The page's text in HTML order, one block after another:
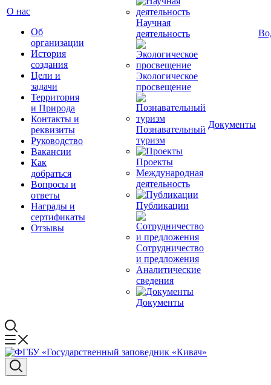
О нас
Об
организации
История
создания
Цели и
задачи
Территория
и Природа
Контакты и
реквизиты
Руководство
Вакансии
Как
добраться
Вопросы и
ответы
Награды и
сертификаты
Отзывы
Научная
деятельность
Экологическое
просвещение
Познавательный
туризм
Проекты
Международная
деятельность
Публикации
Сотрудничество
и предложения
Аналитические
сведения
Документы
Документы